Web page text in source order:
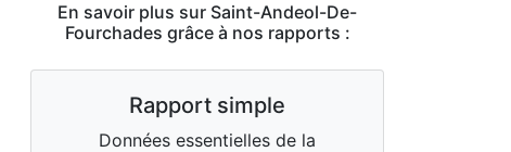
En savoir plus sur Saint-Andeol-De-
Fourchades grâce à nos rapports :
Rapport simple
Données essentielles de la